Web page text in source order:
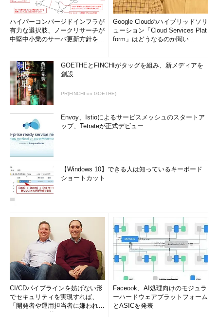
ハイパーコンバージドインフラが
有力な選択肢、ノークリサーチが
中堅中小業のサーバ更新方針を調
Google Cloudのハイブリッドソリ
ューション「Cloud Services Plat
form」はどうなるのか聞い...
GOETHEとFINCHIがタッグを組み、新メディアを
創設
PR(FINCHI on GOETHE)
Envoy、Istioによるサービスメッシュのスタートア
ップ、Tetrateが正式デビュー
【Windows 10】できる人は知っているキーボード
ショートカット
CI/CDパイプラインを妨げない形
でセキュリティを実現すれば、
「開発者や運用担当者に嫌われな
Faceook、AI処理向けのモジュラ
ーハードウェアプラットフォーム
とASICを発表